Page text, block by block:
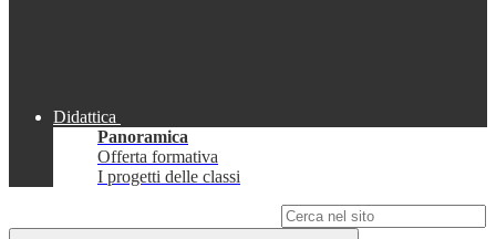
Didattica
Panoramica
Offerta formativa
I progetti delle classi